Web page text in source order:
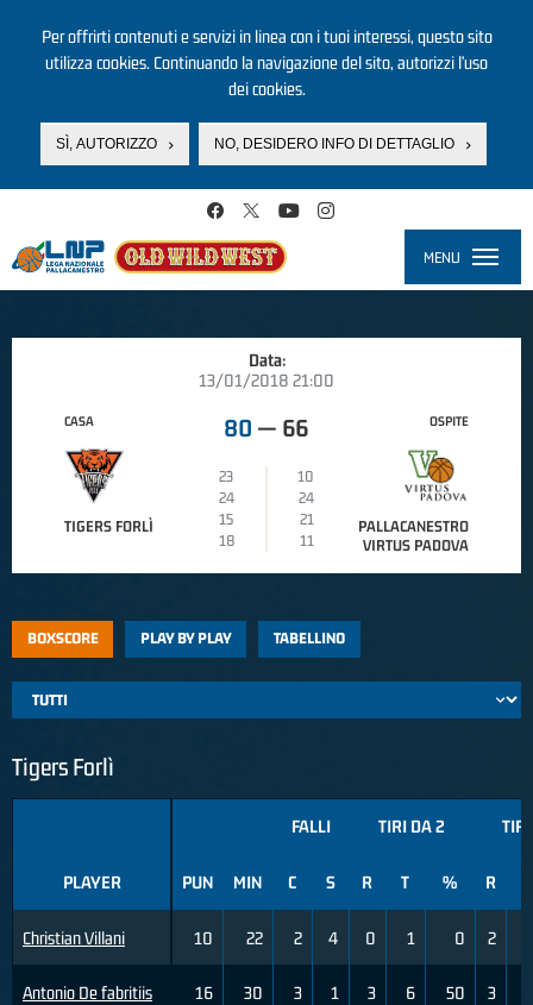
Per offrirti contenuti e servizi in linea con i tuoi interessi, questo sito
utilizza cookies. Continuando la navigazione del sito, autorizzi l’uso
dei cookies.
SÌ, AUTORIZZO NO, DESIDERO INFO DI DETTAGLIO
MENU
Data:
13/01/2018 21:00
CASA
TIGERS FORLÌ
80 — 66
23
10
24
24
15
21
18
11
OSPITE
PALLACANESTRO
VIRTUS PADOVA
BOXSCORE PLAY BY PLAY TABELLINO
Tigers Forlì
PLAYER
Christian Villani
Antonio De fabritiis
FALLI TIRI DA 2
PUN MIN C S R T % R
10 22 2 4 0 1 0 2
16 30 3 1 3 6 50 3